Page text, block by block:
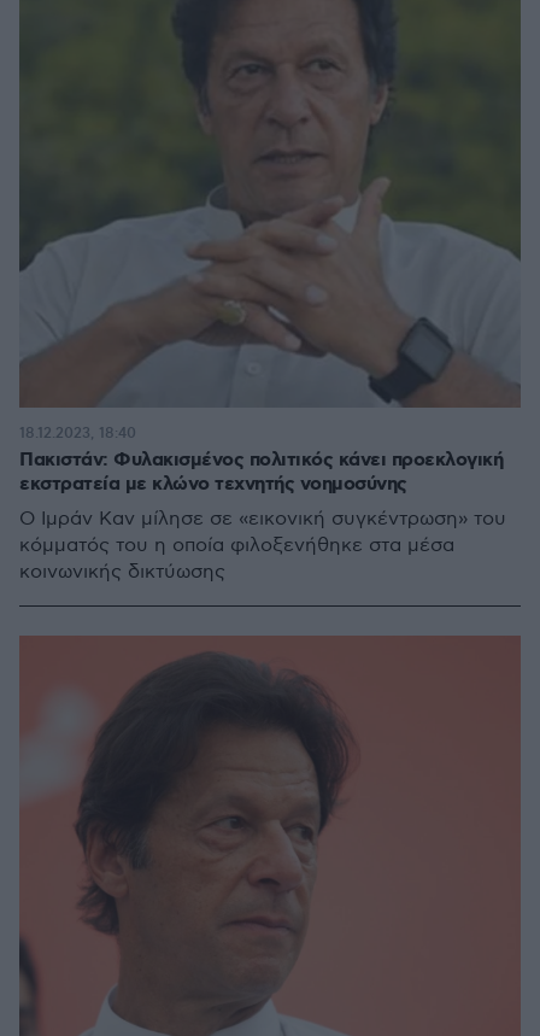
Πακιστάν: Φυλακισμένος πολιτικός κάνει προεκλογική
εκστρατεία με κλώνο τεχνητής νοημοσύνης
Ο Ιμράν Καν μίλησε σε «εικονική συγκέντρωση» του
κόμματός του η οποία φιλοξενήθηκε στα μέσα
κοινωνικής δικτύωσης
18.12.2023, 18:40